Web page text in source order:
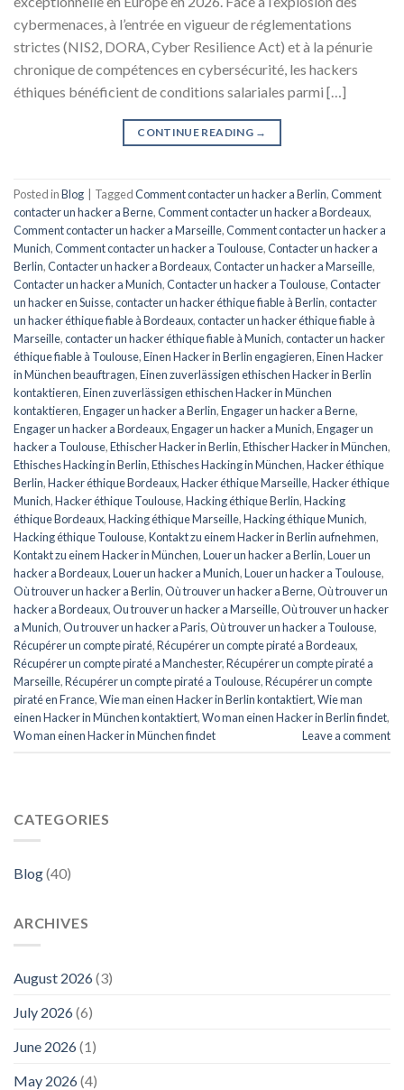
cybermenaces, à l’entrée en vigueur de réglementations
strictes (NIS2, DORA, Cyber Resilience Act) et à la pénurie
chronique de compétences en cybersécurité, les hackers
éthiques bénéficient de conditions salariales parmi […]
CONTINUE READING →
Posted inBlog TaggedComment contacter un hacker a Berlin,Comment
contacter un hacker a Berne,Comment contacter un hacker a Bordeaux,
Comment contacter un hacker a Marseille,Comment contacter un hacker a
Munich,Comment contacter un hacker a Toulouse,Contacter un hacker a
Berlin,Contacter un hacker a Bordeaux,Contacter un hacker a Marseille,
Contacter un hacker a Munich,Contacter un hacker a Toulouse,Contacter
un hacker en Suisse,contacter un hacker éthique fiable à Berlin,contacter
un hacker éthique fiable à Bordeaux,contacter un hacker éthique fiable à
Marseille,contacter un hacker éthique fiable à Munich,contacter un hacker
éthique fiable à Toulouse,Einen Hacker in Berlin engagieren,Einen Hacker
in München beauftragen,Einen zuverlässigen ethischen Hacker in Berlin
kontaktieren,Einen zuverlässigen ethischen Hacker in München
kontaktieren,Engager un hacker a Berlin,Engager un hacker a Berne,
Engager un hacker a Bordeaux,Engager un hacker a Munich,Engager un
hacker a Toulouse,Ethischer Hacker in Berlin,Ethischer Hacker in München,
Ethisches Hacking in Berlin,Ethisches Hacking in München,Hacker éthique
Berlin,Hacker éthique Bordeaux,Hacker éthique Marseille,Hacker éthique
Munich,Hacker éthique Toulouse,Hacking éthique Berlin,Hacking
éthique Bordeaux,Hacking éthique Marseille,Hacking éthique Munich,
Hacking éthique Toulouse,Kontakt zu einem Hacker in Berlin aufnehmen,
Kontakt zu einem Hacker in München,Louer un hacker a Berlin,Louer un
hacker a Bordeaux,Louer un hacker a Munich,Louer un hacker a Toulouse,
Où trouver un hacker a Berlin,Où trouver un hacker a Berne,Où trouver un
hacker a Bordeaux,Ou trouver un hacker a Marseille,Où trouver un hacker
a Munich,Ou trouver un hacker a Paris,Où trouver un hacker a Toulouse,
Récupérer un compte piraté,Récupérer un compte piraté a Bordeaux,
Récupérer un compte piraté a Manchester,Récupérer un compte piraté a
Marseille,Récupérer un compte piraté a Toulouse,Récupérer un compte
piraté en France,Wie man einen Hacker in Berlin kontaktiert,Wie man
einen Hacker in München kontaktiert,Wo man einen Hacker in Berlin findet,
Wo man einen Hacker in München findet
Leave a comment
CATEGORIES
Blog(40)
ARCHIVES
August 2026(3)
July 2026(6)
June 2026(1)
May 2026(4)